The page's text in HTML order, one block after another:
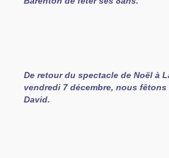
De retour du spectacle de Noël à
vendredi 7 décembre, nous fêtons
David.